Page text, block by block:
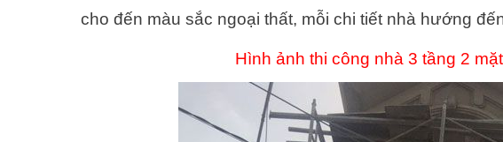
cho đến màu sắc ngoại thất, mỗi chi tiết nhà hướng
Hình ảnh thi công nhà 3 tầng 2